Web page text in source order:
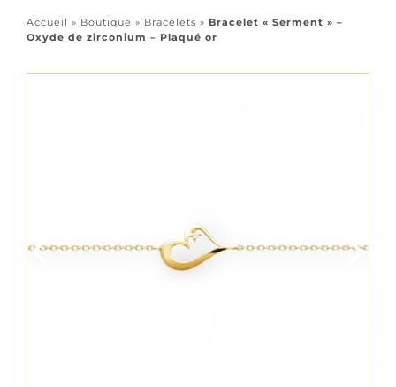
Tous les bijoux
Accueil » Boutique » Bracelets » Bracelet « Serment » –
Oxyde de zirconium – Plaqué or